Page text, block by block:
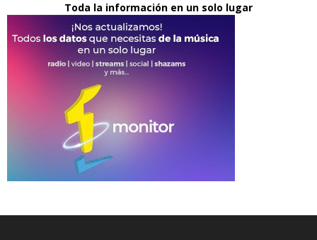
Toda la información en un solo lugar